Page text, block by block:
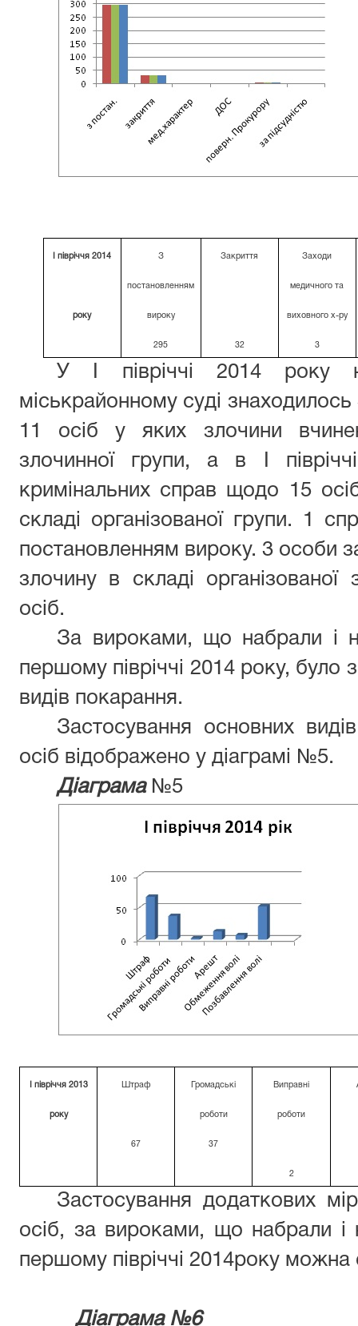
І півріччя 2014
року
З
постановленням
вироку
295
Закриття
32
Заходи
медичного та
виховного х-ру
3
У І півріччі 2014 року
міськрайонному суді
11 осіб у яких злочини
злочинної групи, а в І
кримінальних справ щодо 15
складі організованої групи. 1
постановленням вироку. 3 особи
злочину в складі організованої
осіб.
За вироками, що набрали і
першому півріччі 2014 року, було
видів покарання.
Застосування основних
осіб відображено у діаграмі №5.
Діаграма№5
І півріччя 2013
року
Штраф
67
Громадські
роботи
37
Виправні
роботи
2
Застосування додаткових
осіб, за вироками, що набрали і
першому півріччі 2014року можна
Діаграма №6